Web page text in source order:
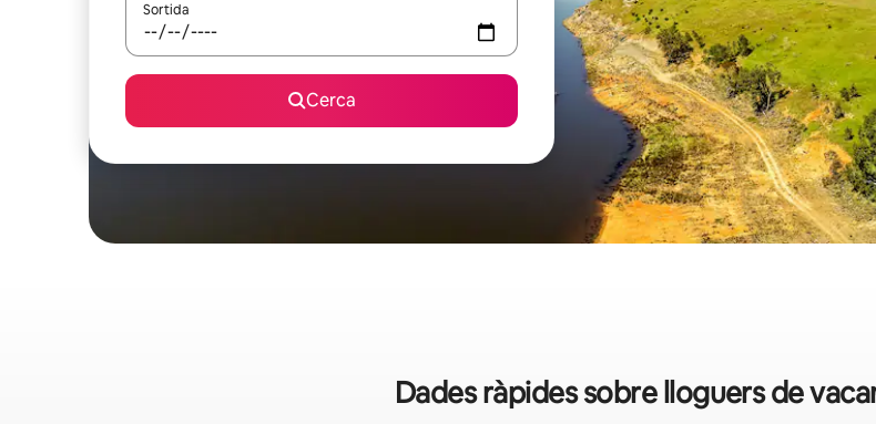
Sortida
Cerca
Dades ràpides sobre lloguers de